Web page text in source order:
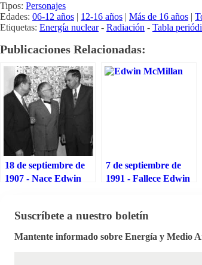
Tipos: Personajes
Edades: 06-12 años | 12-16 años | Más de 16 años |
Etiquetas: Energía nuclear- Radiación - Tabla
Publicaciones Relacionadas:
18 de septiembre de
1907 - Nace Edwin
primeros elementos
transuránicos y sus
7 de septiembre de
1991 - Fallece Edwin
transuránicos y sus
mejoras sobre el
ciclotrón llevaron al
Suscríbete a nuestro boletín
Mantente informado sobre Energía y Medio